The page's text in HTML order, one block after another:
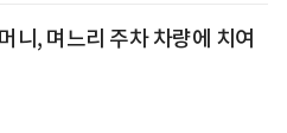
니, 며느리 주차 차량에 치여